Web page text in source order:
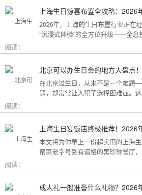
2026年，上海的生日布置行业正在
“沉浸式体验”的全方位升级——全息
套餐层出不穷。本文将为你带来上
新全攻略，从低成本DIY到高端定
阅读：
在北京过生日，从来不是一个难题
题，却常常让人犯了选择困难症。
史，既有恢弘大气的皇家园林、典
摩登时尚的CBD高空餐厅、融合传
友圈的派对，还是带小朋友度过一
2026年北京生日会场地全指南都能
阅读：
上海生日宴饭店终极推荐！2026
本文将为你奉上一份超实用的上海
帮菜老字号到有逼格的黑珍珠餐厅
房餐厅，全方位承包你的生日派对
挑选难题！
阅读：